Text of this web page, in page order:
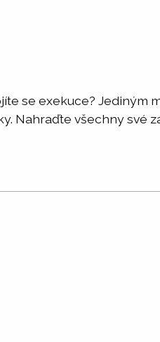
se exekuce? Jediným
Nahraďte všechny své